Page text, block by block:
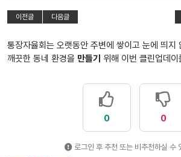
이전글 다음글
통장자율회는 오랫동안 주변에 쌓이고 눈에 띄지
깨끗한 동네 환경을 만들기 위해 이번 클린업데
0 0
로그인 후 추천 또는 비추천하실 수